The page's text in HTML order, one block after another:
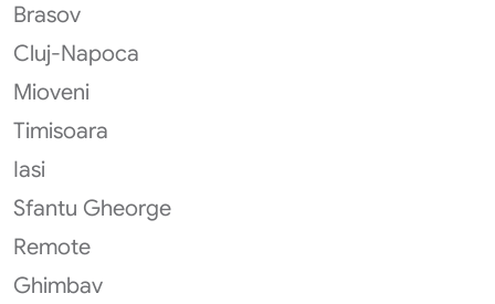
Brasov
Cluj-Napoca
Mioveni
Timisoara
Iasi
Sfantu Gheorge
Remote
Ghimbav